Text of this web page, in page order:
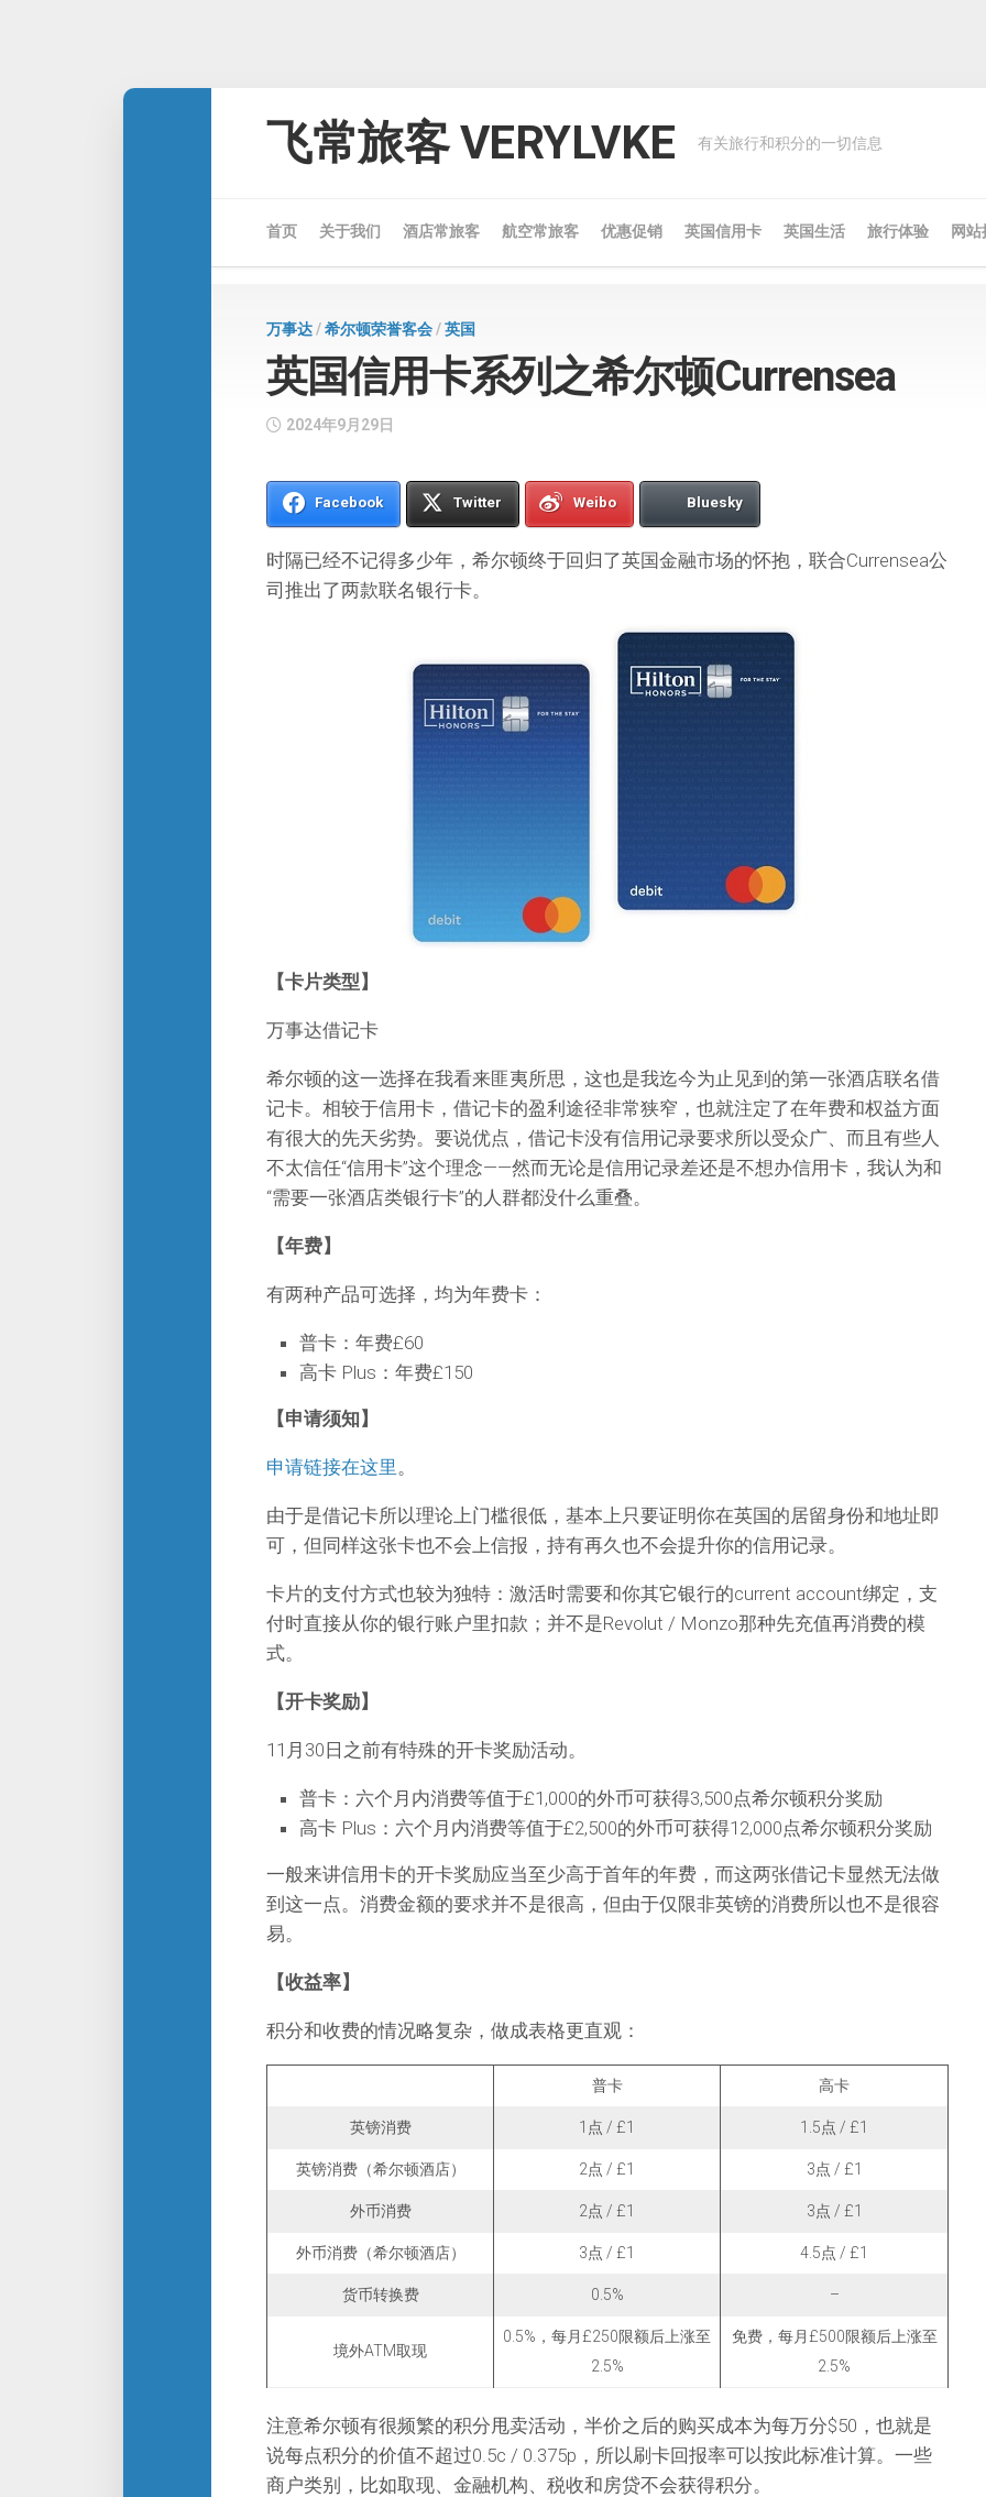
飞常旅客 VERYLVKE 有关旅行和积分的一切信息
首页 关于我们 酒店常旅客 航空常旅客 优惠促销 英国信用卡 英国生活 旅行体验 网
万事达/希尔顿荣誉客会/英国
英国信用卡系列之希尔顿Currensea
2024年9月29日
Facebook Twitter Weibo Bluesky
时隔已经不记得多少年，希尔顿终于回归了英国金融市场的怀抱，联合Currensea公
司推出了两款联名银行卡。
【卡片类型】
万事达借记卡
希尔顿的这一选择在我看来匪夷所思，这也是我迄今为止见到的第一张酒店联名借
记卡。相较于信用卡，借记卡的盈利途径非常狭窄，也就注定了在年费和权益方面
有很大的先天劣势。要说优点，借记卡没有信用记录要求所以受众广、而且有些人
不太信任“信用卡”这个理念——然而无论是信用记录差还是不想办信用卡，我认为和
“需要一张酒店类银行卡”的人群都没什么重叠。
【年费】
有两种产品可选择，均为年费卡：
普卡：年费£60
高卡 Plus：年费£150
【申请须知】
申请链接在这里。
由于是借记卡所以理论上门槛很低，基本上只要证明你在英国的居留身份和地址即
可，但同样这张卡也不会上信报，持有再久也不会提升你的信用记录。
卡片的支付方式也较为独特：激活时需要和你其它银行的current account绑定，支
付时直接从你的银行账户里扣款；并不是Revolut / Monzo那种先充值再消费的模
式。
【开卡奖励】
11月30日之前有特殊的开卡奖励活动。
普卡：六个月内消费等值于£1,000的外币可获得3,500点希尔顿积分奖励
高卡 Plus：六个月内消费等值于£2,500的外币可获得12,000点希尔顿积分奖励
一般来讲信用卡的开卡奖励应当至少高于首年的年费，而这两张借记卡显然无法做
到这一点。消费金额的要求并不是很高，但由于仅限非英镑的消费所以也不是很容
易。
【收益率】
积分和收费的情况略复杂，做成表格更直观：
普卡 高卡
英镑消费 1点 / £1 1.5点 / £1
英镑消费（希尔顿酒店） 2点 / £1 3点 / £1
外币消费 2点 / £1 3点 / £1
外币消费（希尔顿酒店） 3点 / £1 4.5点 / £1
货币转换费 0.5% –
境外ATM取现
0.5%，每月£250限额后上涨至
2.5%
免费，每月£500限额后上涨至
2.5%
注意希尔顿有很频繁的积分甩卖活动，半价之后的购买成本为每万分$50，也就是
说每点积分的价值不超过0.5c / 0.375p，所以刷卡回报率可以按此标准计算。一些
商户类别，比如取现、金融机构、税收和房贷不会获得积分。